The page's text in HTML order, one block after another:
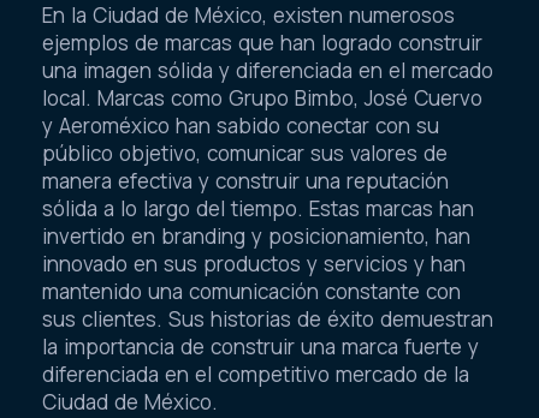
En la Ciudad de México, existen numerosos
ejemplos de marcas que han logrado construir
una imagen sólida y diferenciada en el mercado
local. Marcas como Grupo Bimbo, José Cuervo
y Aeroméxico han sabido conectar con su
público objetivo, comunicar sus valores de
manera efectiva y construir una reputación
sólida a lo largo del tiempo. Estas marcas han
invertido en branding y posicionamiento, han
innovado en sus productos y servicios y han
mantenido una comunicación constante con
sus clientes. Sus historias de éxito demuestran
la importancia de construir una marca fuerte y
diferenciada en el competitivo mercado de la
Ciudad de México.